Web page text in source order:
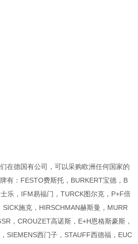
在德国有公司，可以采购欧洲任何国家的
有：FESTO费斯托，BURKERT宝德，B
乐，IFM易福门，TURCK图尔克，P+F倍
施克，HIRSCHMAN赫斯曼，MURR
，CROUZET高诺斯，E+H恩格斯豪斯，
SIEMENS西门子，STAUFF西德福，EUC